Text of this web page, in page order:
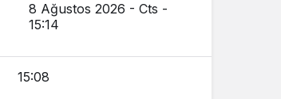
8 Ağustos 2026 - Cts -
15:14
15:08